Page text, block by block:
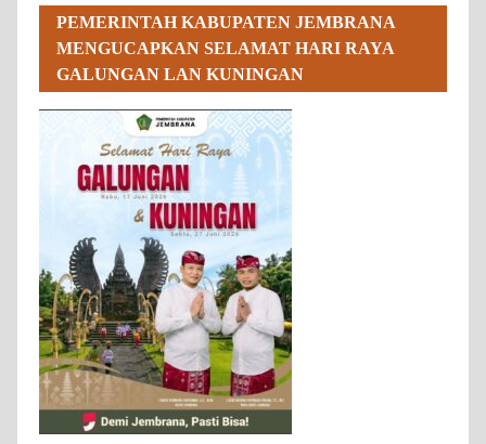
PEMERINTAH KABUPATEN JEMBRANA
MENGUCAPKAN SELAMAT HARI RAYA
GALUNGAN LAN KUNINGAN